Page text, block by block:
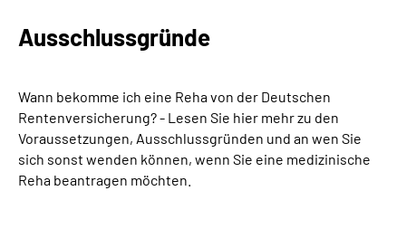
Über uns & Presse
Online-Services
Ausschlussgründe
Wann bekomme ich eine Reha von der Deutschen
Rentenversicherung? - Lesen Sie hier mehr zu den
Voraussetzungen, Ausschlussgründen und an wen Sie
sich sonst wenden können, wenn Sie eine medizinische
Reha beantragen möchten.